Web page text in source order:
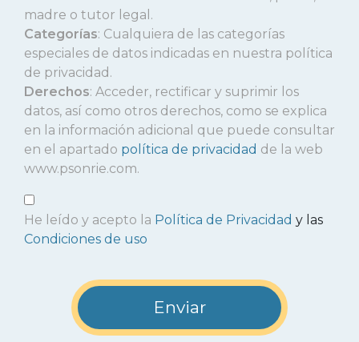
madre o tutor legal.
Categorías: Cualquiera de las categorías
especiales de datos indicadas en nuestra política
de privacidad.
Derechos: Acceder, rectificar y suprimir los
datos, así como otros derechos, como se explica
en la información adicional que puede consultar
en el apartado política de privacidad de la web
www.psonrie.com.
He leído y acepto la Política de Privacidad y las
Condiciones de uso